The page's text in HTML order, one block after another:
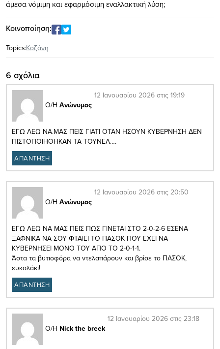
άμεσα νόμιμη και εφαρμόσιμη εναλλακτική λύση;
Κοινοποίηση:
Topics:Κοζάνη
6 σχόλια
Ο/Η Ανώνυμος
12 Ιανουαρίου 2026 στις 19:19
ΕΓΩ ΛΕΩ ΝΑ.ΜΑΣ ΠΕΙΣ ΓΙΑΤΙ ΟΤΑΝ ΗΣΟΥΝ ΚΥΒΕΡΝΗΣΗ ΔΕΝ
ΠΙΣΤΟΠΟΙΗΘΗΚΑΝ ΤΑ ΤΟΥΝΕΛ….
ΑΠΑΝΤΗΣΗ
Ο/Η Ανώνυμος
12 Ιανουαρίου 2026 στις 20:50
ΕΓΩ ΛΕΩ ΝΑ ΜΑΣ ΠΕΙΣ ΠΩΣ ΓΙΝΕΤΑΙ ΣΤΟ 2-0-2-6 ΕΣΕΝΑ
ΞΑΦΝΙΚΑ ΝΑ ΣΟΥ ΦΤΑΙΕΙ ΤΟ ΠΑΣΟΚ ΠΟΥ ΕΧΕΙ ΝΑ
ΚΥΒΕΡΝΗΣΕΙ ΜΟΝΟ ΤΟΥ ΑΠΟ ΤΟ 2-0-1-1.
Άστα τα βυτιοφόρα να ντελαπάρουν και βρίσε το ΠΑΣΟΚ,
ευκολάκι!
ΑΠΑΝΤΗΣΗ
Ο/Η Nick the breek
12 Ιανουαρίου 2026 στις 23:18